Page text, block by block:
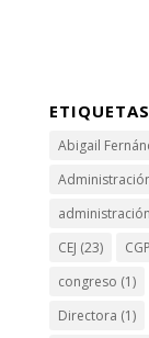
ETIQUETAS
Abigail
CEJ (23)
congreso (1)
Directora (1)